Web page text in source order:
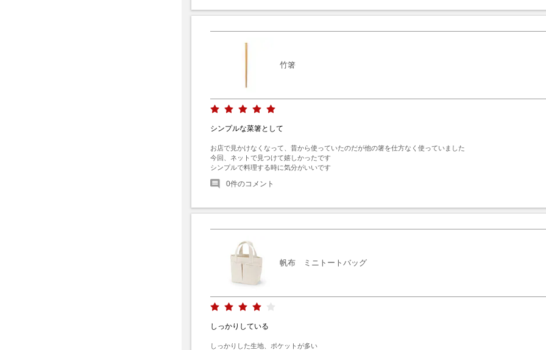
竹箸
シンプルな菜箸として
お店で見かけなくなって、昔から使っていたのだが他の箸を仕方なく使っていました
今回、ネットで見つけて嬉しかったです
シンプルで料理する時に気分がいいです
0件のコメント
帆布 ミニトートバッグ
しっかりしている
しっかりした生地、ポケットが多い